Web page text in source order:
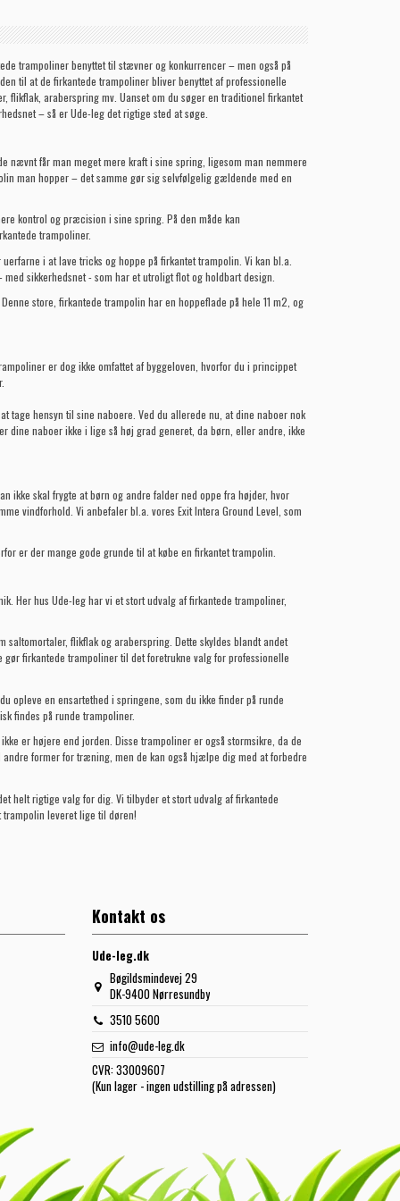
trampoliner benyttet til stævner og konkurrencer – men også på
til at de firkantede trampoliner bliver benyttet af professionelle
flikflak, araberspring mv. Uanset om du søger en traditionel firkantet
– så er Ude-leg det rigtige sted at søge.
nævnt får man meget mere kraft i sine spring, ligesom man nemmere
man hopper – det samme gør sig selvfølgelig gældende med en
kontrol og præcision i sine spring. På den måde kan
trampoliner.
i at lave tricks og hoppe på firkantet trampolin. Vi kan bl.a.
sikkerhedsnet - som har et utroligt flot og holdbart design.
store, firkantede trampolin har en hoppeflade på hele 11 m2, og
er dog ikke omfattet af byggeloven, hvorfor du i princippet
tage hensyn til sine naboere. Ved du allerede nu, at dine naboer nok
dine naboer ikke i lige så høj grad generet, da børn, eller andre, ikke
ikke skal frygte at børn og andre falder ned oppe fra højder, hvor
vindforhold. Vi anbefaler bl.a. vores Exit Intera Ground Level , som
er der mange gode grunde til at købe en firkantet trampolin.
Her hus Ude-leg har vi et stort udvalg af firkantede trampoliner,
flikflak og araberspring. Dette skyldes blandt andet
firkantede trampoliner til det foretrukne valg for professionelle
opleve en ensartethed i springene, som du ikke finder på runde
findes på runde trampoliner.
er højere end jorden. Disse trampoliner er også stormsikre, da de
former for træning, men de kan også hjælpe dig med at forbedre
helt rigtige valg for dig. Vi tilbyder et stort udvalg af firkantede
leveret lige til døren!
Kontakt os
Ude-leg.dk
Bøgildsmindevej 29
DK-9400 Nørresundby
3510 5600
info@ude-leg.dk
CVR:33009607
(Kun lager - ingen udstilling på adressen)